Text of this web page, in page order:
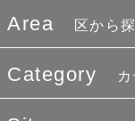
Area 区から
Category